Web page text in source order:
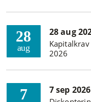
28
aug
28 aug
2026
7 7 sep